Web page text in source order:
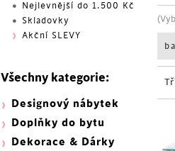
Nejlevnější do 1.500 Kč
Skladovky
Akční SLEVY
Všechny kategorie:
Designový nábytek
Doplňky do bytu
Dekorace & Dárky